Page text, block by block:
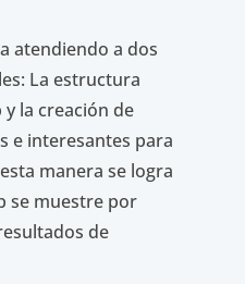
atendiendo a dos
La estructura
la creación de
e interesantes para
manera se logra
se muestre por
de